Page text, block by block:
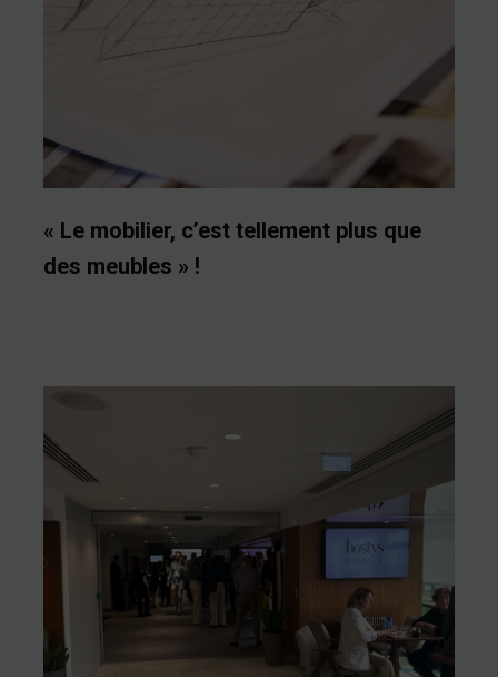
« Le mobilier, c’est tellement plus que
des meubles » !